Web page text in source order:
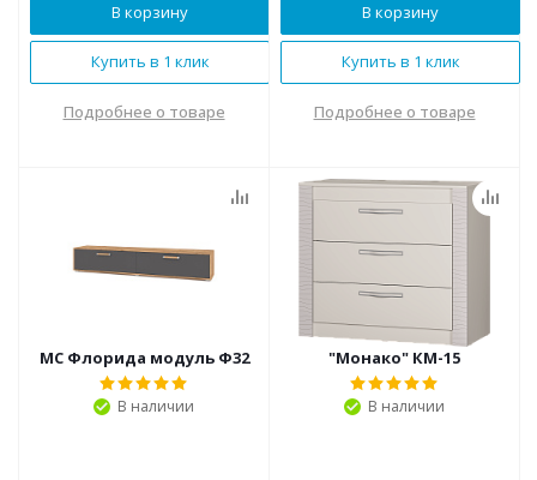
В корзину
Купить в 1 клик
Подробнее о товаре
В корзину
Купить в 1 клик
Подробнее о товаре
МС Флорида модуль Ф32
В наличии
"Монако" КМ-15
В наличии